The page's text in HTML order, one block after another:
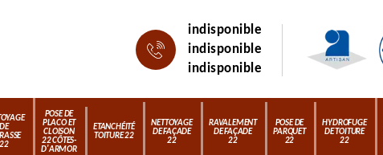
indisponible
indisponible
indisponible
DE
22
POSE DE
PLACO ET
CLOISON
22 CÔTES-
D'ARMOR
ETANCHÉITÉ
TOITURE 22
NETTOYAGE
DE FAÇADE
22
RAVALEMENT
DE FAÇADE
22
POSE DE
PARQUET
22
HYDROFUGE
DE TOITURE
22